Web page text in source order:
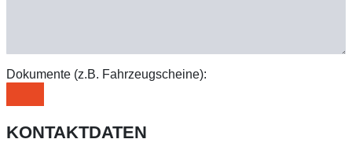
Dokumente (z.B. Fahrzeugscheine):
KONTAKTDATEN